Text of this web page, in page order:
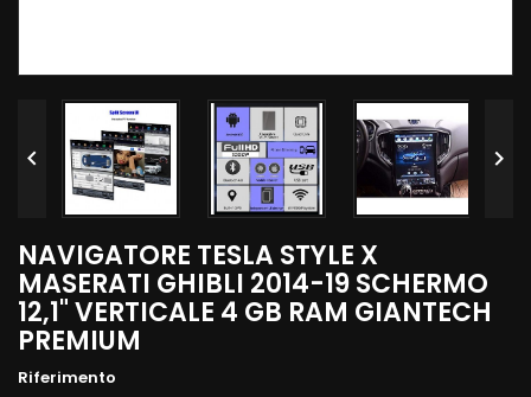
 
NAVIGATORE TESLA STYLE X
MASERATI GHIBLI 2014-19 SCHERMO
12,1" VERTICALE 4 GB RAM GIANTECH
PREMIUM
Riferimento